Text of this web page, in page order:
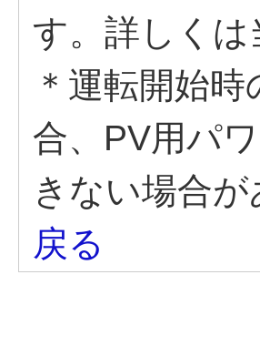
す。詳しく
＊運転開始
合、PV用パ
きない場合
戻る